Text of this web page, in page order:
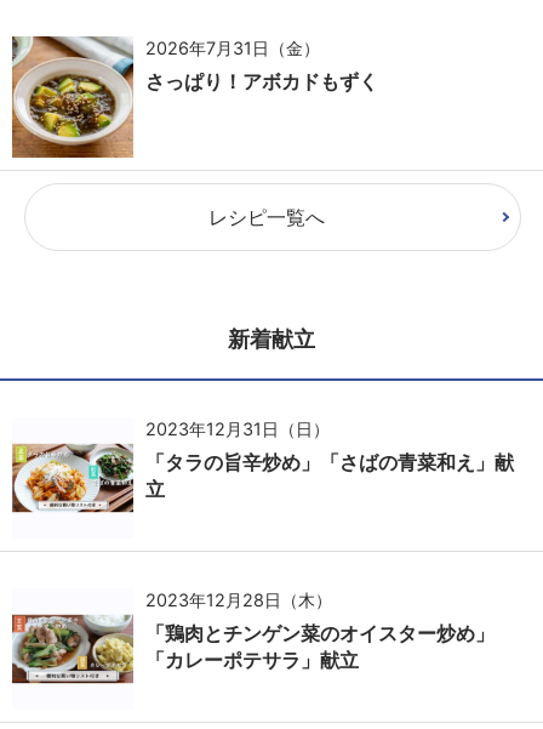
2026年7月31日（金）
さっぱり！アボカドもずく
レシピ一覧へ
新着献立
2023年12月31日（日）
「タラの旨辛炒め」「さばの青菜和え」献
立
2023年12月28日（木）
「鶏肉とチンゲン菜のオイスター炒め」
「カレーポテサラ」献立